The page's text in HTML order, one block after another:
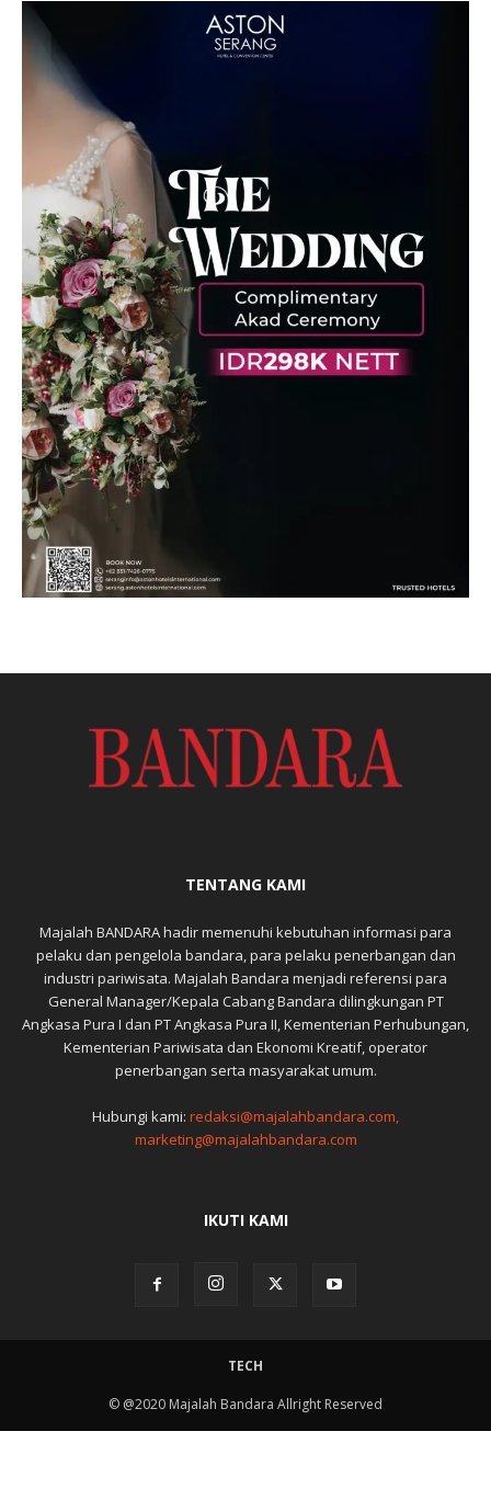
TENTANG KAMI
Majalah BANDARA hadir memenuhi kebutuhan informasi para
pelaku dan pengelola bandara, para pelaku penerbangan dan
industri pariwisata. Majalah Bandara menjadi referensi para
General Manager/Kepala Cabang Bandara dilingkungan PT
Angkasa Pura I dan PT Angkasa Pura II, Kementerian Perhubungan,
Kementerian Pariwisata dan Ekonomi Kreatif, operator
penerbangan serta masyarakat umum.
Hubungi kami: redaksi@majalahbandara.com,
marketing@majalahbandara.com
IKUTI KAMI
TECH
© @2020 Majalah Bandara Allright Reserved